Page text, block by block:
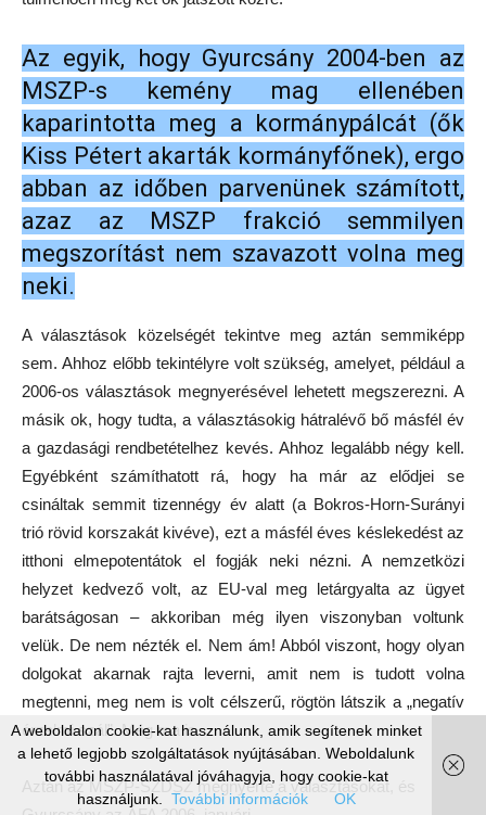
Az egyik, hogy Gyurcsány 2004-ben az
MSZP-s kemény mag ellenében
kaparintotta meg a kormánypálcát (ők
Kiss Pétert akarták kormányfőnek), ergo
abban az időben parvenünek számított,
azaz az MSZP frakció semmilyen
megszorítást nem szavazott volna meg
neki.
A választások közelségét tekintve meg aztán semmiképp
sem. Ahhoz előbb tekintélyre volt szükség, amelyet, például a
2006-os választások megnyerésével lehetett megszerezni. A
másik ok, hogy tudta, a választásokig hátralévő bő másfél év
a gazdasági rendbetételhez kevés. Ahhoz legalább négy kell.
Egyébként számíthatott rá, hogy ha már az elődjei se
csináltak semmit tizennégy év alatt (a Bokros-Horn-Surányi
trió rövid korszakát kivéve), ezt a másfél éves késlekedést az
itthoni elmepotentátok el fogják neki nézni. A nemzetközi
helyzet kedvező volt, az EU-val meg letárgyalta az ügyet
barátságosan – akkoriban még ilyen viszonyban voltunk
velük. De nem nézték el. Nem ám! Abból viszont, hogy olyan
dolgokat akarnak rajta leverni, amit nem is tudott volna
megtenni, meg nem is volt célszerű, rögtön látszik a „negatív
érzelmi szál”. Még ma is.
Aztán az MSZP-SZDSZ megnyerte a választásokat, és
A weboldalon cookie-kat használunk, amik segítenek minket
a lehető legjobb szolgáltatások nyújtásában. Weboldalunk
további használatával jóváhagyja, hogy cookie-kat
használjunk.
További információk OK